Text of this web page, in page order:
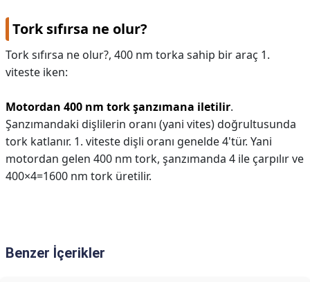
Tork sıfırsa ne olur?
Tork sıfırsa ne olur?, 400 nm torka sahip bir araç 1.
viteste iken:
Motordan 400 nm tork şanzımana iletilir.
Şanzımandaki dişlilerin oranı (yani vites) doğrultusunda
tork katlanır. 1. viteste dişli oranı genelde 4'tür. Yani
motordan gelen 400 nm tork, şanzımanda 4 ile çarpılır ve
400×4=1600 nm tork üretilir.
Benzer İçerikler